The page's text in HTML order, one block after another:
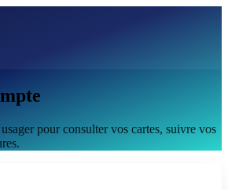
pour consulter vos cartes, suivre vos